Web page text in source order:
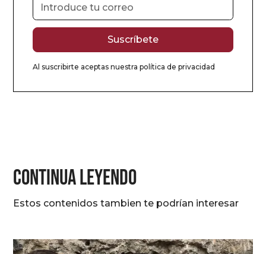
Al suscribirte aceptas nuestrapolítica de privacidad
CONTINUA LEYENDO
Estos contenidos tambien te podrían interesar